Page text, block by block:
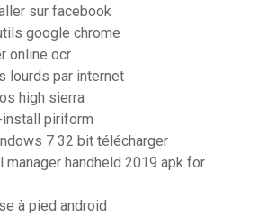
sur facebook
google chrome
online ocr
lourds par internet
high sierra
piriform
7 32 bit télécharger
manager handheld 2019 apk for
à pied android